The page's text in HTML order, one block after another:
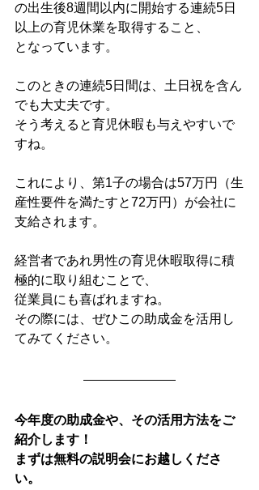
の出生後8週間以内に開始する連続5日
以上の育児休業を取得すること、
となっています。
このときの連続5日間は、土日祝を含ん
でも大丈夫です。
そう考えると育児休暇も与えやすいで
すね。
これにより、第1子の場合は57万円（生
産性要件を満たすと72万円）が会社に
支給されます。
経営者であれ男性の育児休暇取得に積
極的に取り組むことで、
従業員にも喜ばれますね。
その際には、ぜひこの助成金を活用し
てみてください。
今年度の助成金や、その活用方法をご
紹介します！
まずは無料の説明会にお越しくださ
い。